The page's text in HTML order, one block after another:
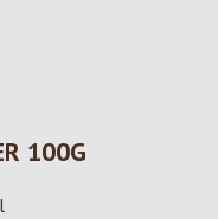
100G